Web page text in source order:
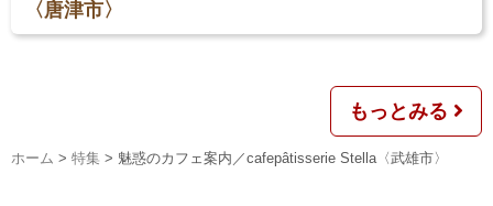
〈唐津市〉
もっとみる
ホーム > 特集 > 魅惑のカフェ案内／cafepâtisserie Stella〈武雄市〉